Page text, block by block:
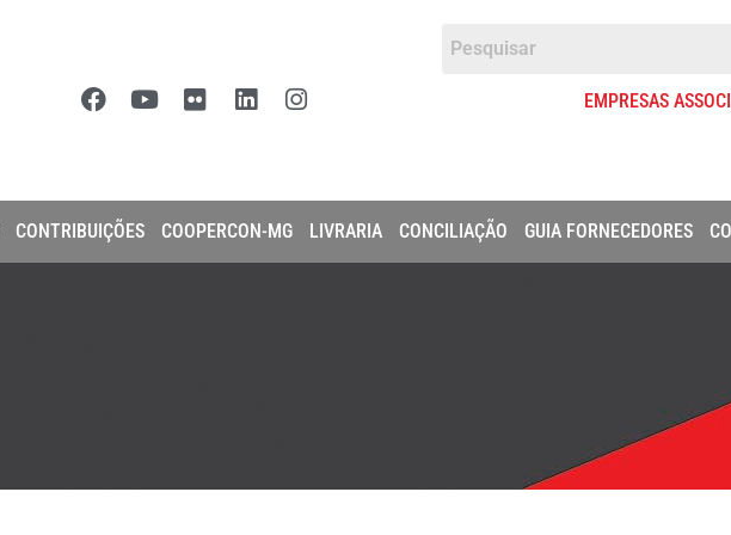
EMPRESAS
CONTRIBUIÇÕES COOPERCON-MG LIVRARIA CONCILIAÇÃO GUIA FORNECEDORES